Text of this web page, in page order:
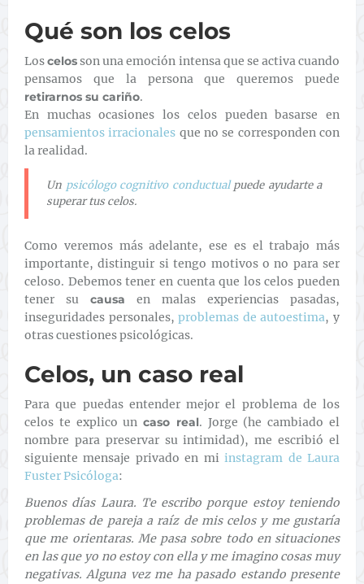
Qué son los celos
Loscelosson una emoción intensa que se activa cuando
pensamos que la persona que queremos puede
retirarnos su cariño.
En muchas ocasiones los celos pueden basarse en
pensamientos irracionales que no se corresponden con
la realidad.
Un psicólogo cognitivo conductualpuede ayudarte a
superar tus celos.
Como veremos más adelante, ese es el trabajo más
importante, distinguir si tengo motivos o no para ser
celoso. Debemos tener en cuenta que los celos pueden
tener su causa en malas experiencias pasadas,
inseguridades personales,problemas de autoestima, y
otras cuestiones psicológicas.
Celos, un caso real
Para que puedas entender mejor el problema de los
celos te explico uncaso real. Jorge (he cambiado el
nombre para preservar su intimidad), me escribió el
siguiente mensaje privado en miinstagram de Laura
Fuster Psicóloga:
Buenos días Laura. Te escribo porque estoy teniendo
problemas de pareja a raíz de mis celos y me gustaría
que me orientaras. Me pasa sobre todo en situaciones
en las que yo no estoy con ella y me imagino cosas muy
negativas. Alguna vez me ha pasado estando presente